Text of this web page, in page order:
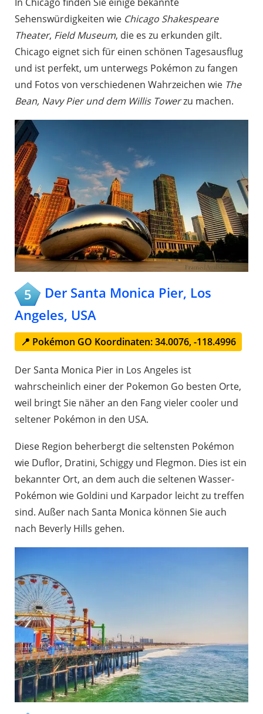
Sehenswürdigkeiten wie Chicago Shakespeare
Theater, Field Museum, die es zu erkunden gilt.
Chicago eignet sich für einen schönen Tagesausflug
und ist perfekt, um unterwegs Pokémon zu fangen
und Fotos von verschiedenen Wahrzeichen wie The
Bean, Navy Pier und dem Willis Towerzu machen.
5
Der Santa Monica Pier, Los
Angeles, USA
📍 Pokémon GO Koordinaten: 34.0076, -118.4996
Der Santa Monica Pier in Los Angeles ist
wahrscheinlich einer der Pokemon Go besten Orte,
weil bringt Sie näher an den Fang vieler cooler und
seltener Pokémon in den USA.
Diese Region beherbergt die seltensten Pokémon
wie Duflor, Dratini, Schiggy und Flegmon. Dies ist ein
bekannter Ort, an dem auch die seltenen Wasser-
Pokémon wie Goldini und Karpador leicht zu treffen
sind. Außer nach Santa Monica können Sie auch
nach Beverly Hills gehen.